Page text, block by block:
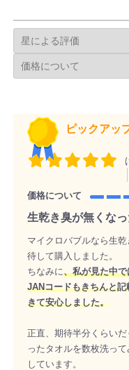
ピックアッ
価格について
生乾き臭が無くなっ
マイクロバブルなら生
待して購入しました。
ちなみに、私が見た中
JANコードもきちんと
きて安心しました。
正直、期待半分くらい
ったタオルを数枚洗っ
しています。